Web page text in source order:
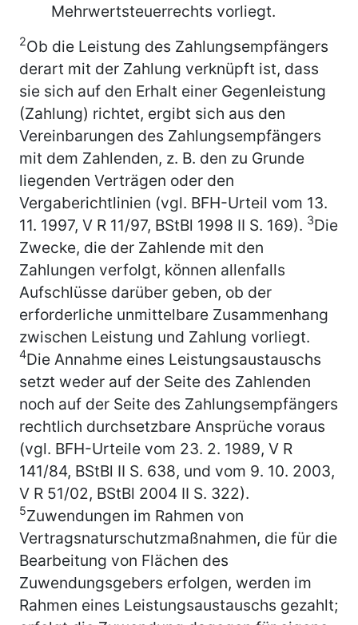
Mehrwertsteuerrechts vorliegt.
2Ob die Leistung des Zahlungsempfängers
derart mit der Zahlung verknüpft ist, dass
sie sich auf den Erhalt einer Gegenleistung
(Zahlung) richtet, ergibt sich aus den
Vereinbarungen des Zahlungsempfängers
mit dem Zahlenden, z. B. den zu Grunde
liegenden Verträgen oder den
Vergaberichtlinien (vgl. BFH-Urteil vom 13.
11. 1997, V R 11/97, BStBl 1998 II S. 169). 3Die
Zwecke, die der Zahlende mit den
Zahlungen verfolgt, können allenfalls
Aufschlüsse darüber geben, ob der
erforderliche unmittelbare Zusammenhang
zwischen Leistung und Zahlung vorliegt.
4Die Annahme eines Leistungsaustauschs
setzt weder auf der Seite des Zahlenden
noch auf der Seite des Zahlungsempfängers
rechtlich durchsetzbare Ansprüche voraus
(vgl. BFH-Urteile vom 23. 2. 1989, V R
141/84, BStBl II S. 638, und vom 9. 10. 2003,
V R 51/02, BStBl 2004 II S. 322).
5Zuwendungen im Rahmen von
Vertragsnaturschutzmaßnahmen, die für die
Bearbeitung von Flächen des
Zuwendungsgebers erfolgen, werden im
Rahmen eines Leistungsaustauschs gezahlt;